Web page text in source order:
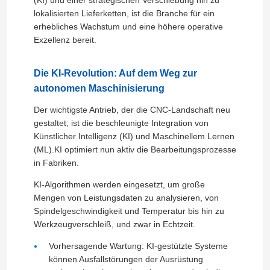
lokalisierten Lieferketten, ist die Branche für ein
erhebliches Wachstum und eine höhere operative
Exzellenz bereit.
Die KI-Revolution: Auf dem Weg zur
autonomen Maschinisierung
Der wichtigste Antrieb, der die CNC-Landschaft neu
gestaltet, ist die beschleunigte Integration von
Künstlicher Intelligenz (KI) und Maschinellem Lernen
(ML).KI optimiert nun aktiv die Bearbeitungsprozesse
in Fabriken.
KI-Algorithmen werden eingesetzt, um große
Mengen von Leistungsdaten zu analysieren, von
Spindelgeschwindigkeit und Temperatur bis hin zu
Werkzeugverschleiß, und zwar in Echtzeit.
Vorhersagende Wartung: KI-gestützte Systeme
können Ausfallstörungen der Ausrüstung